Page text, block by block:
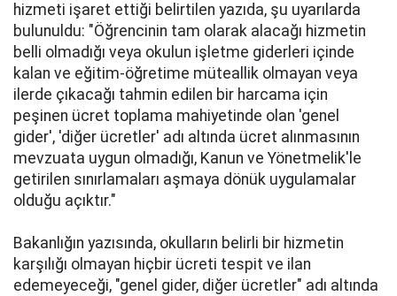
hizmeti işaret ettiği belirtilen yazıda, şu uyarılarda
bulunuldu: "Öğrencinin tam olarak alacağı hizmetin
belli olmadığı veya okulun işletme giderleri içinde
kalan ve eğitim-öğretime müteallik olmayan veya
ilerde çıkacağı tahmin edilen bir harcama için
peşinen ücret toplama mahiyetinde olan 'genel
gider', 'diğer ücretler' adı altında ücret alınmasının
mevzuata uygun olmadığı, Kanun ve Yönetmelik'le
getirilen sınırlamaları aşmaya dönük uygulamalar
olduğu açıktır."
Bakanlığın yazısında, okulların belirli bir hizmetin
karşılığı olmayan hiçbir ücreti tespit ve ilan
edemeyeceği, "genel gider, diğer ücretler" adı altında